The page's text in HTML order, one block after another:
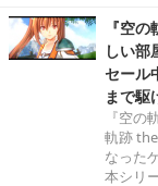
『空
しい部
セール
まで駆
『空
軌跡
なった
本シリ